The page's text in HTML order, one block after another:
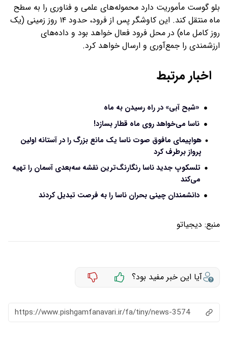
بلو گوست مأموریت دارد محموله‌های علمی و فناوری را به سطح
ماه منتقل کند. این کاوشگر پس از فرود، حدود ۱۴ روز زمینی (یک
روز کامل ماه) در محل فرود فعال خواهد بود و داده‌های
ارزشمندی را جمع‌آوری و ارسال خواهد کرد.
اخبار مرتبط
«شبح آبی» در راه رسیدن به ماه
ناسا می‌خواهد روی ماه قطار بسازد!
هواپیمای مافوق صوت ناسا یک مانع بزرگ را در آستانه اولین
پرواز برطرف کرد
تلسکوپ جدید ناسا رنگارنگ‌ترین نقشه سه‌بعدی آسمان را تهیه
می‌کند
دانشمندان چینی بحران ناسا را به فرصت تبدیل کردند
منبع: دیجیاتو
آیا این خبر مفید بود؟
https://www.pishgamfanavari.ir/fa/tiny/news-3574